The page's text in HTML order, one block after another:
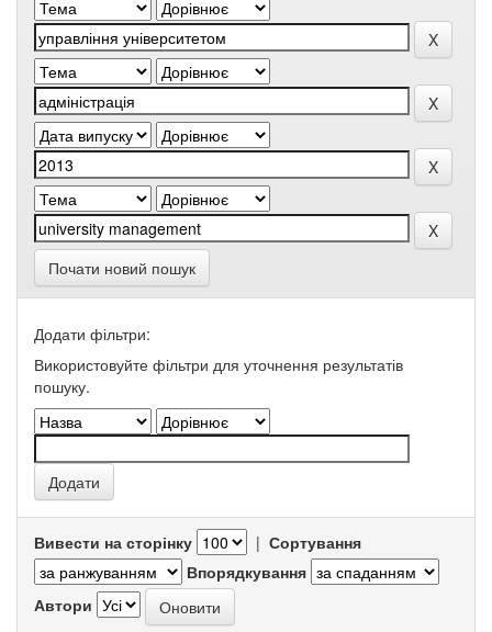
Почати новий пошук
Додати фільтри:
Використовуйте фільтри для уточнення результатів
пошуку.
Вивести на сторінку | Сортування
Впорядкування
Автори